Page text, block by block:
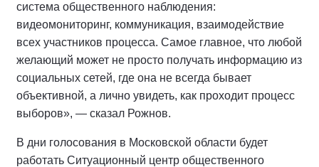
система общественного наблюдения:
видеомониторинг, коммуникация, взаимодействие
всех участников процесса. Самое главное, что любой
желающий может не просто получать информацию из
социальных сетей, где она не всегда бывает
объективной, а лично увидеть, как проходит процесс
выборов», — сказал Рожнов.
В дни голосования в Московской области будет
работать Ситуационный центр общественного